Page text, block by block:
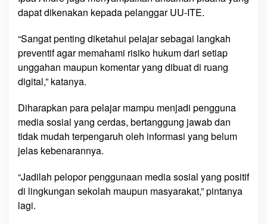
dapat dikenakan kepada pelanggar UU-ITE.
“Sangat penting diketahui pelajar sebagai langkah
preventif agar memahami risiko hukum dari setiap
unggahan maupun komentar yang dibuat di ruang
digital,” katanya.
Diharapkan para pelajar mampu menjadi pengguna
media sosial yang cerdas, bertanggung jawab dan
tidak mudah terpengaruh oleh informasi yang belum
jelas kebenarannya.
“Jadilah pelopor penggunaan media sosial yang positif
di lingkungan sekolah maupun masyarakat,” pintanya
lagi.